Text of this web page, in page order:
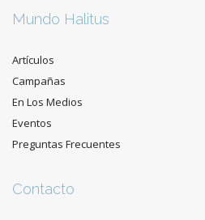
Mundo Halitus
Artículos
Campañas
En Los Medios
Eventos
Preguntas Frecuentes
Contacto